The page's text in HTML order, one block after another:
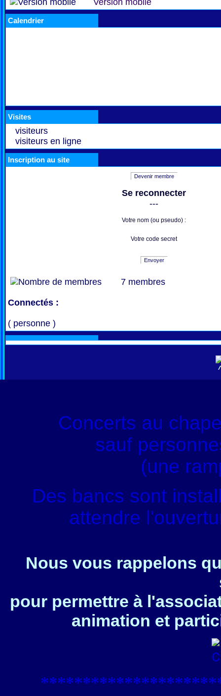
Version mobile
Calendrier
Visites
visiteurs
visiteurs en ligne
Inscription au site
Devenir membre
Se reconnecter
---
Votre nom (ou pseudo) :
Votre code secret
Envoyer
7 membres
Connectés :
( personne )
Concerts au
sauf
(une
Des bancs sont
attendre
Nous vous rappelons
pour permettre à
animation et
****************